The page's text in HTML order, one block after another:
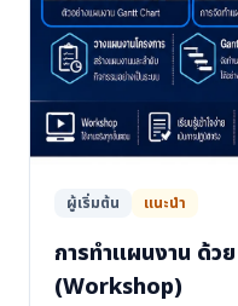
ผู้เริ่มต้น แนะนำ
การทำแผนงาน ด้
(Workshop)